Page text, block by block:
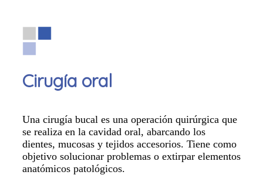
Cirugía oral
Una cirugía bucal es una operación quirúrgica que
se realiza en la cavidad oral, abarcando los
dientes, mucosas y tejidos accesorios. Tiene como
objetivo solucionar problemas o extirpar elementos
anatómicos patológicos.